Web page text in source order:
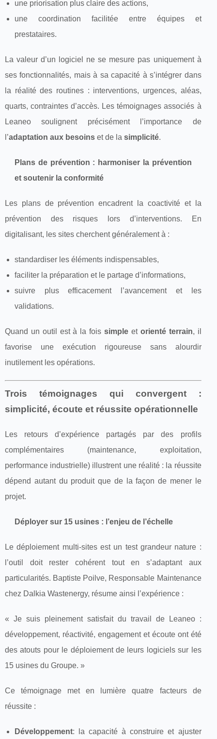
une priorisation plus claire des actions,
une coordination facilitée entre équipes et
prestataires.
La valeur d’un logiciel ne se mesure pas uniquement à
ses fonctionnalités, mais à sa capacité à s’intégrer dans
la réalité des routines : interventions, urgences, aléas,
quarts, contraintes d’accès. Les témoignages associés à
Leaneo soulignent précisément l’importance de
l’adaptation aux besoins et de la simplicité.
Plans de prévention : harmoniser la prévention
et soutenir la conformité
Les plans de prévention encadrent la coactivité et la
prévention des risques lors d’interventions. En
digitalisant, les sites cherchent généralement à :
standardiser les éléments indispensables,
faciliter la préparation et le partage d’informations,
suivre plus efficacement l’avancement et les
validations.
Quand un outil est à la foissimple et orienté terrain, il
favorise une exécution rigoureuse sans alourdir
inutilement les opérations.
Trois témoignages qui convergent :
simplicité, écoute et réussite opérationnelle
Les retours d’expérience partagés par des profils
complémentaires (maintenance, exploitation,
performance industrielle) illustrent une réalité : la réussite
dépend autant du produit que de la façon de mener le
projet.
Déployer sur 15 usines : l’enjeu de l’échelle
Le déploiement multi-sites est un test grandeur nature :
l’outil doit rester cohérent tout en s’adaptant aux
particularités. Baptiste Poilve, Responsable Maintenance
chez Dalkia Wastenergy, résume ainsi l’expérience :
« Je suis pleinement satisfait du travail de Leaneo :
développement, réactivité, engagement et écoute ont été
des atouts pour le déploiement de leurs logiciels sur les
15 usines du Groupe. »
Ce témoignage met en lumière quatre facteurs de
réussite :
Développement: la capacité à construire et ajuster